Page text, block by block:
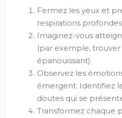
Fermez les yeux et
respirations
Imaginez-vous
(par exemple,
épanouissant).
Observez les
émergent. Identifiez
doutes qui se
Transformez chaque